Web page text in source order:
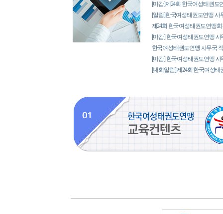
[마감]제24회 한국여성태권도
[알림]한국여성태권도연맹 사
제24회 한국여성태권도연맹
[마감] 한국여성태권도연맹 사
한국여성태권도연맹 사무국
[마감] 한국여성태권도연맹 사
[대회알림] 제24회 한국여성